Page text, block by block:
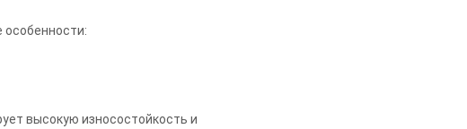
высокую износостойкость и